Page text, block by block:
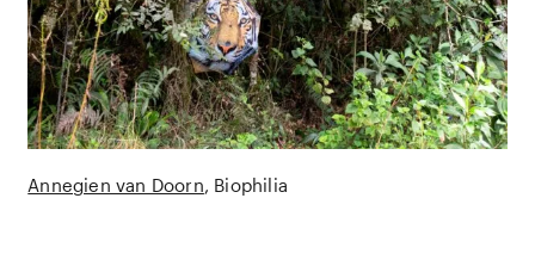
Annegien van Doorn Biophilia